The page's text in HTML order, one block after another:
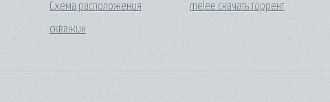
Схема расположения
скважин
melee скачать торрент